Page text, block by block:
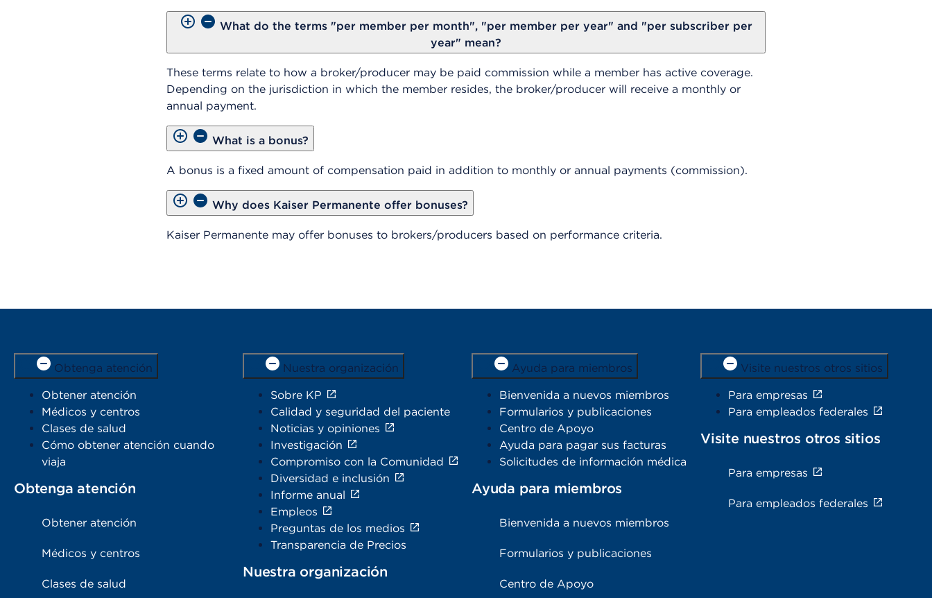
What do the terms "per member per month", "per member per year" and "per subscriber per
year" mean?
These terms relate to how a broker/producer may be paid commission while a member has active coverage.
Depending on the jurisdiction in which the member resides, the broker/producer will receive a monthly or
annual payment.
What is a bonus?
A bonus is a fixed amount of compensation paid in addition to monthly or annual payments (commission).
Why does Kaiser Permanente offer bonuses?
Kaiser Permanente may offer bonuses to brokers/producers based on performance criteria.
Obtenga atención
Obtener atención
Médicos y centros
Clases de salud
Cómo obtener atención cuando
viaja
Obtenga atención
Obtener atención
Médicos y centros
Clases de salud
Nuestra organización
Sobre KP
Calidad y seguridad del paciente
Noticias y opiniones
Investigación
Compromiso con la Comunidad
Diversidad e inclusión
Informe anual
Empleos
Preguntas de los medios
Transparencia de Precios
Nuestra organización
Ayuda para miembros
Bienvenida a nuevos miembros
Formularios y publicaciones
Centro de Apoyo
Ayuda para pagar sus facturas
Solicitudes de información médica
Ayuda para miembros
Bienvenida a nuevos miembros
Formularios y publicaciones
Centro de Apoyo
Visite nuestros otros sitios
Para empresas
Para empleados federales
Visite nuestros otros sitios
Para empresas
Para empleados federales